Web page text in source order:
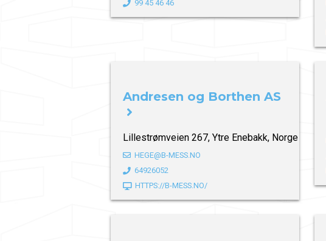
99 45 46 46
Andresen og Borthen AS
Lillestrømveien 267, Ytre Enebakk, Norge
HEGE@B-MESS.NO
64926052
HTTPS://B-MESS.NO/